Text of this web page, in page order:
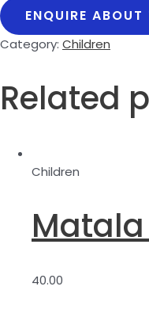
ENQUIRE
Category: Children
Related
Children
40.00